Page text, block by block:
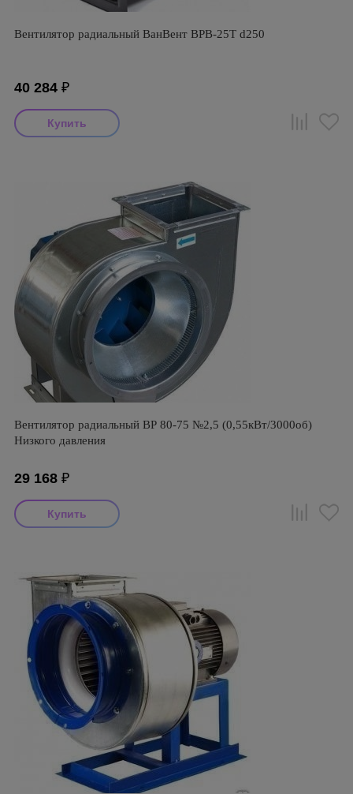
Вентилятор радиальный ВанВент ВРВ-25Т d250
40 284 ₽
Вентилятор радиальный ВР 80-75 №2,5 (0,55кВт/3000об)
Низкого давления
29 168 ₽